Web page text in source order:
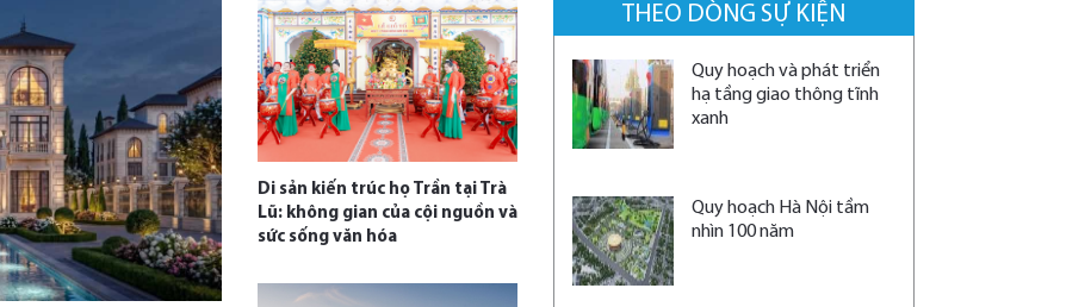
Di sản kiến trúc họ Trần tại Trà
Lũ: không gian của cội nguồn và
sức sống văn hóa
THEO DÒNG SỰ KIỆN
Quy hoạch và phát triển
hạ tầng giao thông tĩnh
xanh
Quy hoạch Hà Nội tầm
nhìn 100 năm